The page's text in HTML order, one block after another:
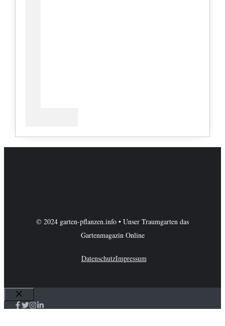
© 2024 garten-pflanzen.info • Unser Traumgarten das
Gartenmagazin Online
DatenschutzImpressum
Schließen